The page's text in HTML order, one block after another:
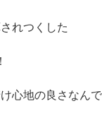
れつくした
心地の良さなん